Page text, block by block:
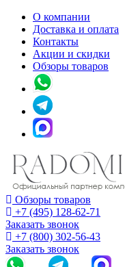
О компании
Доставка и оплата
Контакты
Акции и скидки
Обзоры товаров
Обзоры товаров
+7 (495) 128-62-71
Заказать звонок
+7 (800) 302-56-43
Заказать звонок